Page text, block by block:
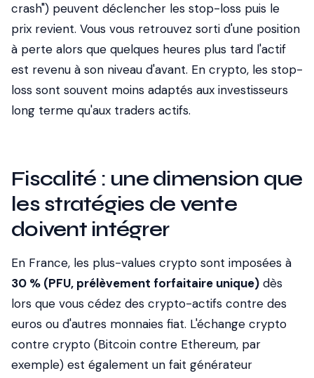
crash") peuvent déclencher les stop-loss puis le
prix revient. Vous vous retrouvez sorti d'une position
à perte alors que quelques heures plus tard l'actif
est revenu à son niveau d'avant. En crypto, les stop-
loss sont souvent moins adaptés aux investisseurs
long terme qu'aux traders actifs.
Fiscalité : une dimension que
les stratégies de vente
doivent intégrer
En France, les plus-values crypto sont imposées à
30 % (PFU, prélèvement forfaitaire unique) dès
lors que vous cédez des crypto-actifs contre des
euros ou d'autres monnaies fiat. L'échange crypto
contre crypto (Bitcoin contre Ethereum, par
exemple) est également un fait générateur